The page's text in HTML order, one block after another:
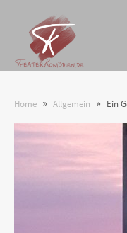
Home » Allgemein » Ein